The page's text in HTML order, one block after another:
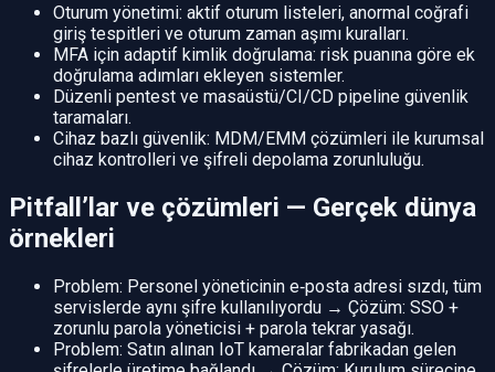
Oturum yönetimi: aktif oturum listeleri, anormal coğrafi
giriş tespitleri ve oturum zaman aşımı kuralları.
MFA için adaptif kimlik doğrulama: risk puanına göre ek
doğrulama adımları ekleyen sistemler.
Düzenli pentest ve masaüstü/CI/CD pipeline güvenlik
taramaları.
Cihaz bazlı güvenlik: MDM/EMM çözümleri ile kurumsal
cihaz kontrolleri ve şifreli depolama zorunluluğu.
Pitfall’lar ve çözümleri — Gerçek dünya
örnekleri
Problem: Personel yöneticinin e‑posta adresi sızdı, tüm
servislerde aynı şifre kullanılıyordu → Çözüm: SSO +
zorunlu parola yöneticisi + parola tekrar yasağı.
Problem: Satın alınan IoT kameralar fabrikadan gelen